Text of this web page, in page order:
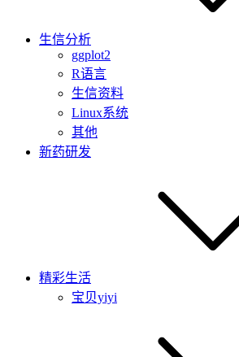
生信分析
ggplot2
R语言
生信资料
Linux系统
其他
新药研发
精彩生活
宝贝yiyi